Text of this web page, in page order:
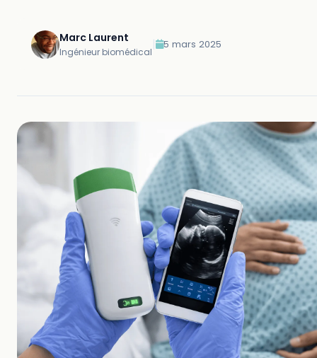
Marc Laurent
Ingénieur biomédical| 5 mars 2025